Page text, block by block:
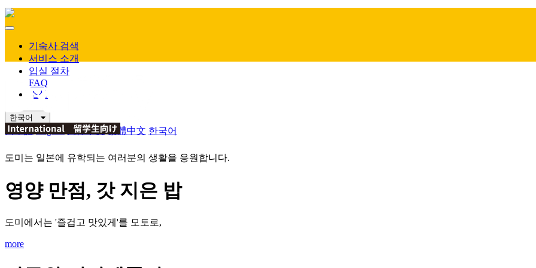
Mobile
기숙사 검색
서비스 소개
입실 절차
FAQ
소식
한국어
日本語 English 简体中文 繁體中文 한국어
도미는 일본에 유학되는 여러분의 생활을 응원합니다.
영양 만점, 갓 지은 밥
도미에서는 '즐겁고 맛있게'를 모토로,
more